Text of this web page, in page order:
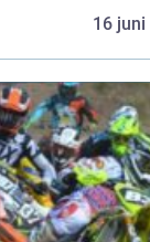
16 juni